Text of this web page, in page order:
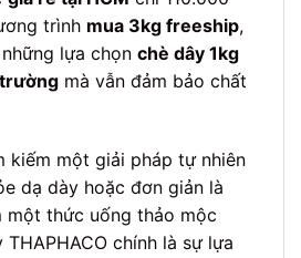
trình mua 3kg freeship,
lựa chọn chè dây 1kg
mà vẫn đảm bảo chất
kiếm một giải pháp tự nhiên
dạ dày hoặc đơn giản là
một thức uống thảo mộc
chính là sự lựa